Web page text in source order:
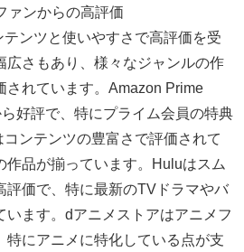
ァンからの高評価
ンツと使いやすさで高評価を受
広さもあり、様々なジャンルの作
されています。Amazon Prime
好評で、特にプライム会員の特典
ンテンツの豊富さで評価されて
作品が揃っています。Huluはスム
評価で、特に最新のTVドラマやバ
います。dアニメストアはアニメフ
特にアニメに特化している点が支